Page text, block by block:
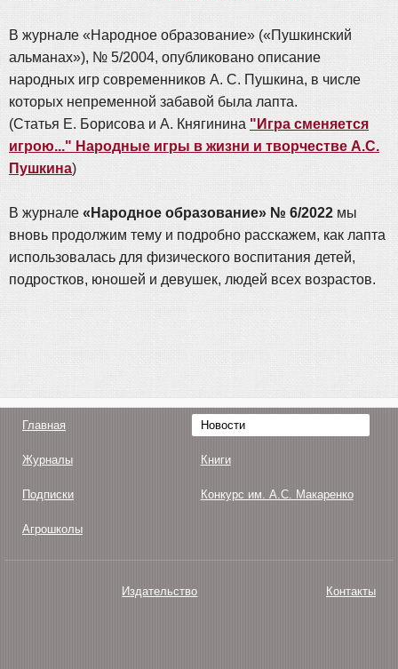
В журнале «Народное образование» («Пушкинский
альманах»), № 5/2004, опубликовано описание
народных игр современников А. С. Пушкина, в числе
которых непременной забавой была лапта.
(Статья Е. Борисова и А. Княгинина "Игра сменяется
игрою..." Народные игры в жизни и творчестве А.С.
Пушкина)
В журнале «Народное образование» № 6/2022 мы
вновь продолжим тему и подробно расскажем, как лапта
использовалась для физического воспитания детей,
подростков, юношей и девушек, людей всех возрастов.
Главная Новости
Журналы Книги
Подписки Конкурс им. А.С. Макаренко
Агрошколы
Издательство Контакты